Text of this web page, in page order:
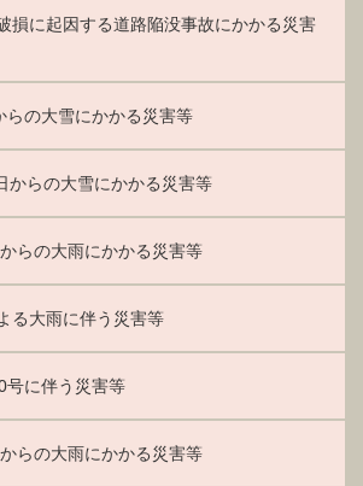
損に起因する道路陥没事故にかかる災害
らの大雪にかかる災害等
からの大雪にかかる災害等
らの大雨にかかる災害等
る大雨に伴う災害等
号に伴う災害等
らの大雨にかかる災害等